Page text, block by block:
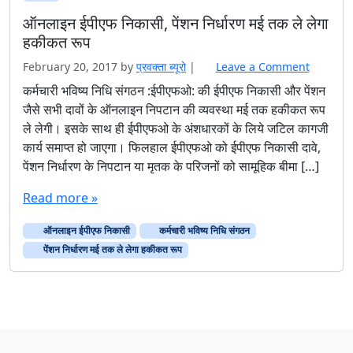
ऑनलाइन ईपीएफ निकासी, पेंशन निर्धारण मई तक ले लेगा
हकीकत रूप
February 20, 2017 by प्रवक्‍ता ब्यूरो | Leave a Comment
कर्मचारी भविष्य निधि संगठन :ईपीएफओ: की ईपीएफ निकासी और पेंशन
जैसे सभी दावों के ऑनलाइन निपटान की व्यवस्था मई तक हकीकत रूप
ले लेगी। इसके साथ ही ईपीएफओ के अंशधारकों के लिये जटिल कागजी
कार्य समाप्त हो जाएगा। फिलहाल ईपीएफओ को ईपीएफ निकासी दावे,
पेंशन निर्धारण के निपटान या मृतक के परिजनों को सामूहिक बीमा […]
Read more »
ऑनलाइन ईपीएफ निकासी
कर्मचारी भविष्य निधि संगठन
पेंशन निर्धारण मई तक ले लेगा हकीकत रूप